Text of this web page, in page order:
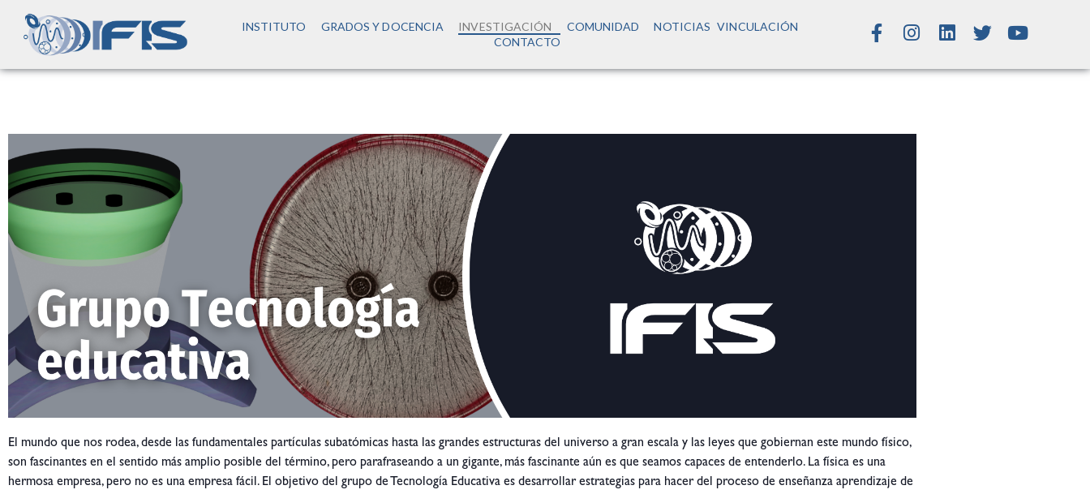
INSTITUTO GRADOS Y DOCENCIA INVESTIGACIÓN COMUNIDAD NOTICIAS VINCULACIÓN
CONTACTO
El mundo que nos rodea, desde las fundamentales partículas subatómicas hasta las grandes estructuras del universo a gran escala y las leyes que gobiernan este mundo físico,
son fascinantes en el sentido más amplio posible del término, pero parafraseando a un gigante, más fascinante aún es que seamos capaces de entenderlo. La física es una
hermosa empresa, pero no es una empresa fácil. El objetivo del grupo de Tecnología Educativa es desarrollar estrategias para hacer del proceso de enseñanza aprendizaje de